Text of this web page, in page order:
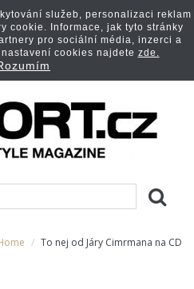
To nej od Járy Cimrmana na CD
služeb, personalizaci reklam
cookie. Informace, jak tyto stránky
pro sociální média, inzerci a
cookies najdete zde.